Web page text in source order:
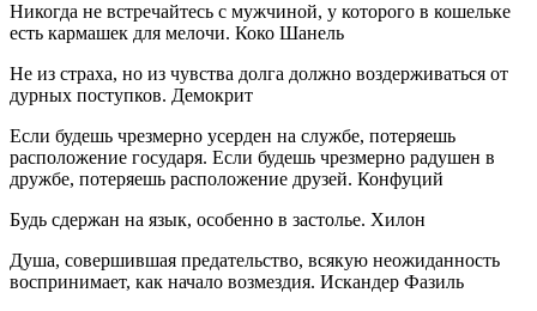
Никогда не встречайтесь с мужчиной, у которого в кошельке
есть кармашек для мелочи. Коко Шанель
Не из страха, но из чувства долга должно воздерживаться от
дурных поступков. Демокрит
Если будешь чрезмерно усерден на службе, потеряешь
расположение государя. Если будешь чрезмерно радушен в
дружбе, потеряешь расположение друзей. Конфуций
Будь сдержан на язык, особенно в застолье. Хилон
Душа, совершившая предательство, всякую неожиданность
воспринимает, как начало возмездия. Искандер Фазиль